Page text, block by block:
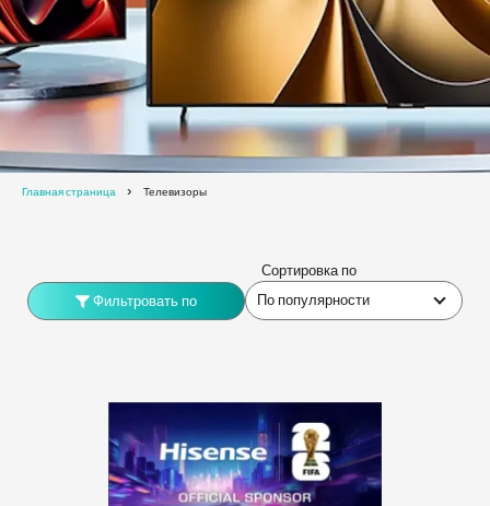
Главная страница Телевизоры
Фильтровать по
Сортировка по
По популярности